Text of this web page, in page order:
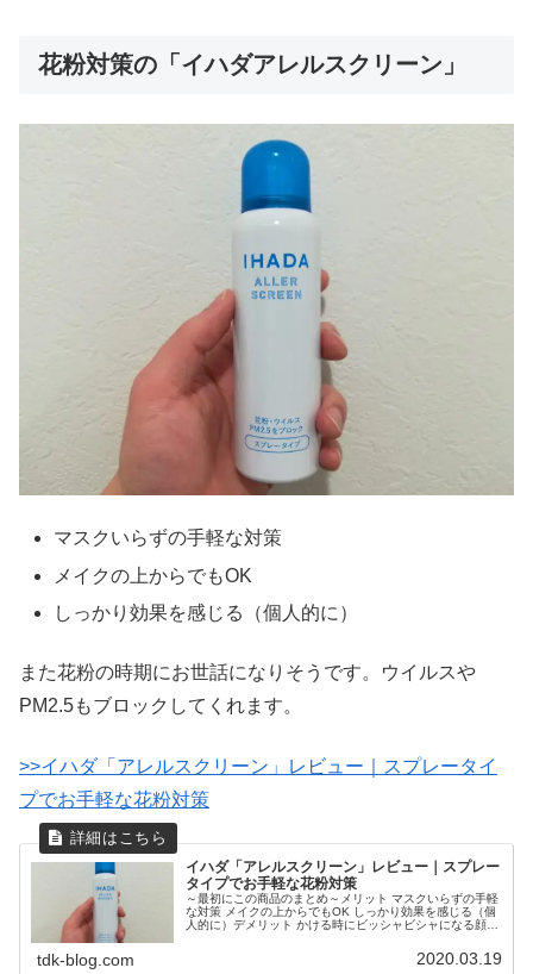
花粉対策の「イハダアレルスクリーン」
マスクいらずの手軽な対策
メイクの上からでもOK
しっかり効果を感じる（個人的に）
また花粉の時期にお世話になりそうです。ウイルスや
PM2.5もブロックしてくれます。
>>イハダ「アレルスクリーン」レビュー｜スプレータイ
プでお手軽な花粉対策
イハダ「アレルスクリーン」レビュー｜スプレー
タイプでお手軽な花粉対策
～最初にこの商品のまとめ～メリット マスクいらずの手軽
な対策 メイクの上からでもOK しっかり効果を感じる（個
人的に）デメリット かける時にビッシャビシャになる顔に
tdk-blog.com 2020.03.19